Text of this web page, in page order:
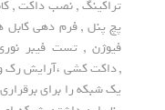
تراکینگ , نصب داکت ,
پچ پنل , فرم دهی کابل
فیوژن , تست فیبر
, داکت کشی ،آرایش رک
یک شبکه را برای